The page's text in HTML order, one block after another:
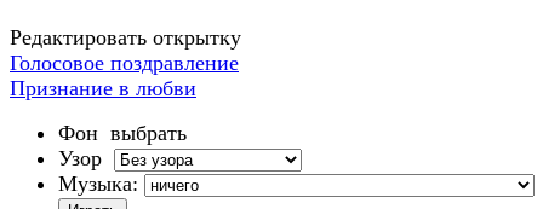
Редактировать открытку
Голосовое поздравление
Признание в любви
Фон выбрать
Узор
Музыка: